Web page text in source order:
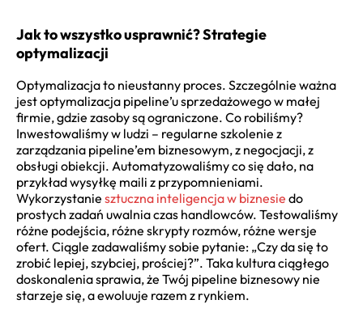
Jak to wszystko usprawnić? Strategie
optymalizacji
Optymalizacja to nieustanny proces. Szczególnie ważna
jest optymalizacja pipeline’u sprzedażowego w małej
firmie, gdzie zasoby są ograniczone. Co robiliśmy?
Inwestowaliśmy w ludzi – regularne szkolenie z
zarządzania pipeline’em biznesowym, z negocjacji, z
obsługi obiekcji. Automatyzowaliśmy co się dało, na
przykład wysyłkę maili z przypomnieniami.
Wykorzystanie sztuczna inteligencja w biznesie do
prostych zadań uwalnia czas handlowców. Testowaliśmy
różne podejścia, różne skrypty rozmów, różne wersje
ofert. Ciągle zadawaliśmy sobie pytanie: „Czy da się to
zrobić lepiej, szybciej, prościej?”. Taka kultura ciągłego
doskonalenia sprawia, że Twój pipeline biznesowy nie
starzeje się, a ewoluuje razem z rynkiem.